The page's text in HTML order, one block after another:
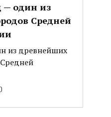
— один из
Средней
из древнейших